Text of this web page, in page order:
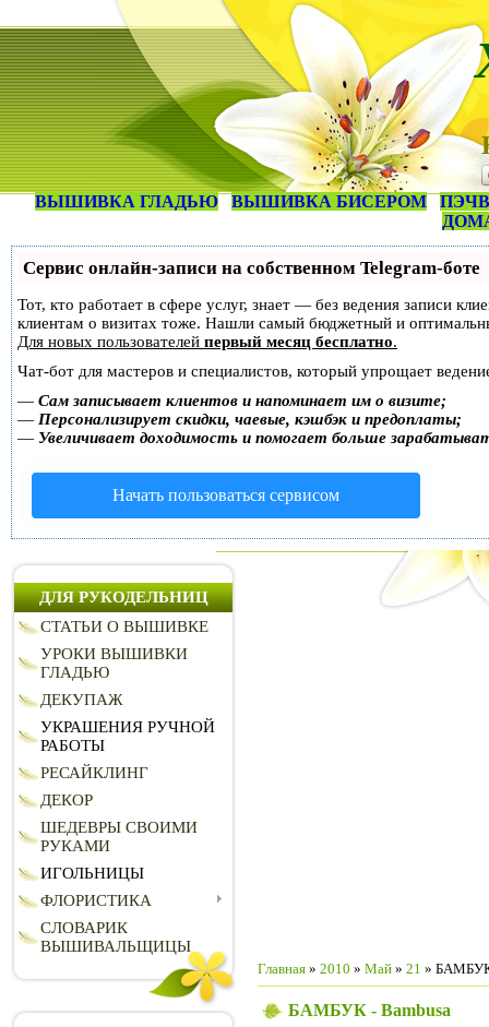
ВЫШИВКА ГЛАДЬЮ ВЫШИВКА БИСЕРОМ
Сервис онлайн-записи на собственном Telegram-боте
Тот, кто работает в сфере услуг, знает — без ведения записи
клиентам о визитах тоже. Нашли самый бюджетный и
Для новых пользователей первый месяц бесплатно.
Чат-бот для мастеров и специалистов, который упрощает
— Сам записывает клиентов и напоминает им о визите;
— Персонализирует скидки, чаевые, кэшбэк и предоплаты;
— Увеличивает доходимость и помогает больше
Начать пользоваться сервисом
ДЛЯ РУКОДЕЛЬНИЦ
СТАТЬИ О ВЫШИВКЕ
УРОКИ ВЫШИВКИ
ГЛАДЬЮ
ДЕКУПАЖ
УКРАШЕНИЯ РУЧНОЙ
РАБОТЫ
РЕСАЙКЛИНГ
ДЕКОР
ШЕДЕВРЫ СВОИМИ
РУКАМИ
ИГОЛЬНИЦЫ
ФЛОРИСТИКА
СЛОВАРИК
ВЫШИВАЛЬЩИЦЫ
Главная » 2010 » Май » 21 » БАМБУК
БАМБУК - Bambusa